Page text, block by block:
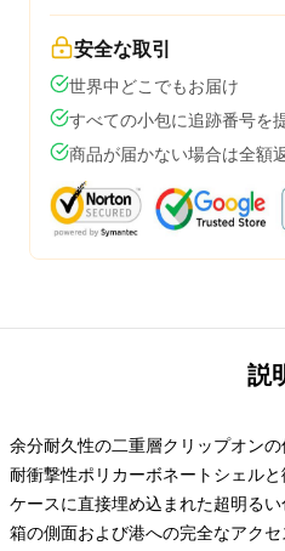
安全な取引
世界中どこでもお届け
すべての小包に追跡番号を
商品が届かない場合は全額
説
余分耐久性の二重層クリップオン
耐衝撃性ポリカーボネートシェル
ケースに直接埋め込まれた超明るい
箱の側面および港への完全なアク